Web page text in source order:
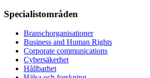
Specialistområden
Branschorganisationer
Business and Human Rights
Corporate communications
Cybersäkerhet
Hållbarhet